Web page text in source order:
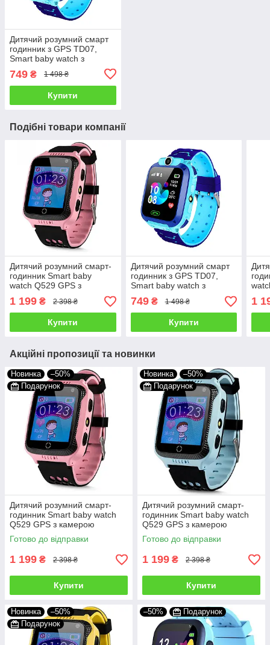
Дитячий розумний смарт
годинник з GPS TD07,
Smart baby watch з
прослуховуванням,
Годинник-телефон для
дітей з трекером
749 ₴ 1 498 ₴
Купити
Подібні товари компанії
Дитячий розумний смарт-
годинник Smart baby
watch Q529 GPS з
прослуховування для
дітей із трекером Рожевий
1 199 ₴ 2 398 ₴
Купити
Дитячий розумний смарт
годинник з GPS TD07,
Smart baby watch з
прослуховуванням,
Годинник-телефон для
дітей з трекером
749₴ 1 498 ₴
Купити
1
Акційні пропозиції та новинки
Новинка
–50%
Подарунок
Дитячий розумний смарт-
годинник Smart baby watch
Q529 GPS з камерою
прослуховування для дітей із
трекером Рожевий
Готово до відправки
1 199 ₴ 2 398 ₴
Купити
Новинка
–50%
Подарунок
Дитячий розумний смарт-
годинник Smart baby watch
Q529 GPS з камерою
прослуховування для дітей із
трекером Блакитний
Готово до відправки
1 199 ₴ 2 398 ₴
Купити
Новинка
–50%
Подарунок
–50% Подарунок